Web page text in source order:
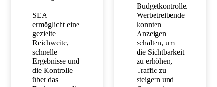
SEA
ermöglicht eine
gezielte
Reichweite,
schnelle
Ergebnisse und
die Kontrolle
über das
Budgetkontrolle.
Werbetreibende
konnten
Anzeigen
schalten, um
die Sichtbarkeit
zu erhöhen,
Traffic zu
steigern und